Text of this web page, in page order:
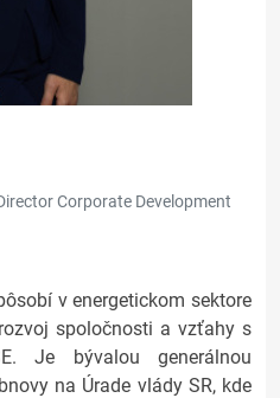
Corporate Development
v energetickom sektore
spoločnosti a vzťahy s
Je bývalou generálnou
na Úrade vlády SR, kde